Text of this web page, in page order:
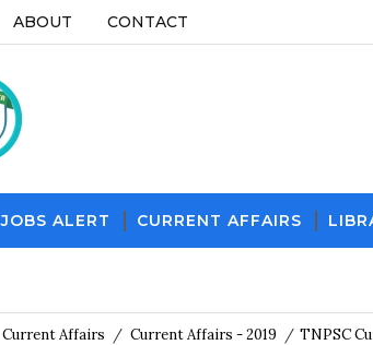
ABOUT CONTACT
JOBS ALERT CURRENT AFFAIRS
Current Affairs / Current Affairs - 2019 / TNPSC